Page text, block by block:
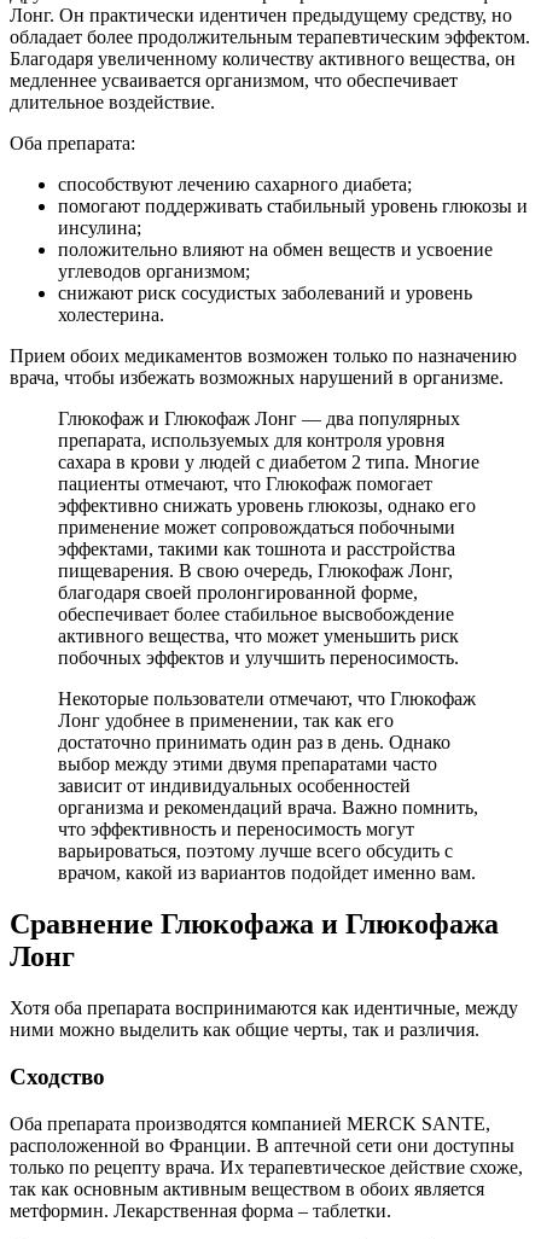
Лонг. Он практически идентичен предыдущему средству, но
обладает более продолжительным терапевтическим эффектом.
Благодаря увеличенному количеству активного вещества, он
медленнее усваивается организмом, что обеспечивает
длительное воздействие.
Оба препарата:
способствуют лечению сахарного диабета;
помогают поддерживать стабильный уровень глюкозы и
инсулина;
положительно влияют на обмен веществ и усвоение
углеводов организмом;
снижают риск сосудистых заболеваний и уровень
холестерина.
Прием обоих медикаментов возможен только по назначению
врача, чтобы избежать возможных нарушений в организме.
Глюкофаж и Глюкофаж Лонг — два популярных
препарата, используемых для контроля уровня
сахара в крови у людей с диабетом 2 типа. Многие
пациенты отмечают, что Глюкофаж помогает
эффективно снижать уровень глюкозы, однако его
применение может сопровождаться побочными
эффектами, такими как тошнота и расстройства
пищеварения. В свою очередь, Глюкофаж Лонг,
благодаря своей пролонгированной форме,
обеспечивает более стабильное высвобождение
активного вещества, что может уменьшить риск
побочных эффектов и улучшить переносимость.
Некоторые пользователи отмечают, что Глюкофаж
Лонг удобнее в применении, так как его
достаточно принимать один раз в день. Однако
выбор между этими двумя препаратами часто
зависит от индивидуальных особенностей
организма и рекомендаций врача. Важно помнить,
что эффективность и переносимость могут
варьироваться, поэтому лучше всего обсудить с
врачом, какой из вариантов подойдет именно вам.
Сравнение Глюкофажа и Глюкофажа
Лонг
Хотя оба препарата воспринимаются как идентичные, между
ними можно выделить как общие черты, так и различия.
Сходство
Оба препарата производятся компанией MERCK SANTE,
расположенной во Франции. В аптечной сети они доступны
только по рецепту врача. Их терапевтическое действие схоже,
так как основным активным веществом в обоих является
метформин. Лекарственная форма – таблетки.